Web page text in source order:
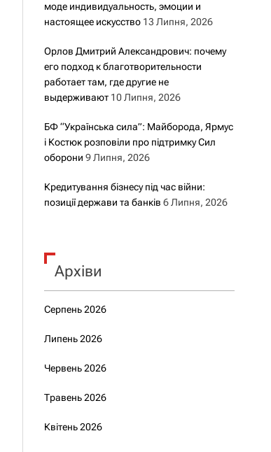
моде индивидуальность, эмоции и
настоящее искусство 13 Липня, 2026
Орлов Дмитрий Александрович: почему
его подход к благотворительности
работает там, где другие не
выдерживают 10 Липня, 2026
БФ “Українська сила”: Майборода, Ярмус
і Костюк розповіли про підтримку Сил
оборони 9 Липня, 2026
Кредитування бізнесу під час війни:
позиції держави та банків 6 Липня, 2026
Архіви
Серпень 2026
Липень 2026
Червень 2026
Травень 2026
Квітень 2026